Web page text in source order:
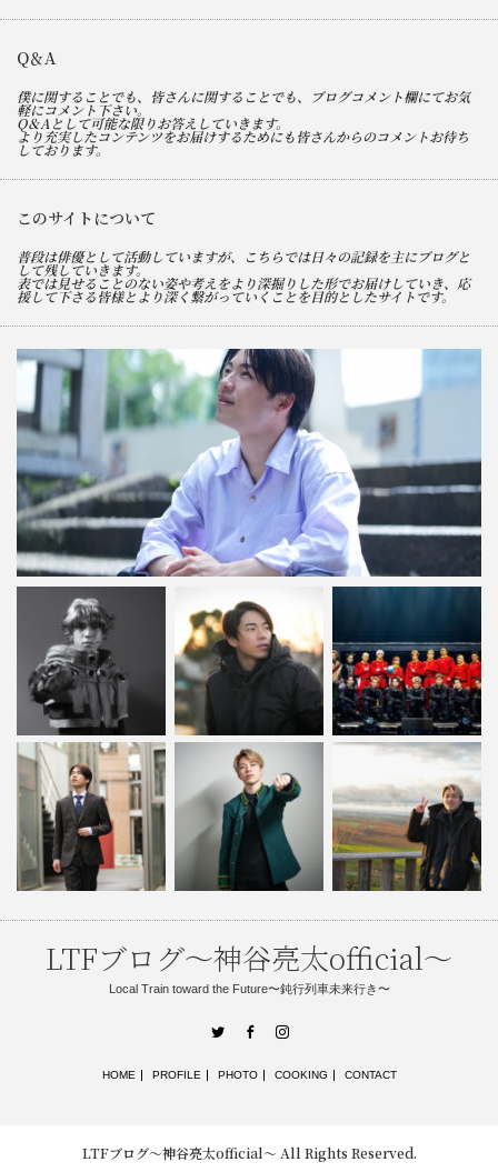
Q＆A
僕に関することでも、皆さんに関することでも、ブログコメント欄にてお気
軽にコメント下さい。
Q＆Aとして可能な限りお答えしていきます。
より充実したコンテンツをお届けするためにも皆さんからのコメントお待ち
しております。
このサイトについて
普段は俳優として活動していますが、こちらでは日々の記録を主にブログと
して残していきます。
表では見せることのない姿や考えをより深掘りした形でお届けしていき、応
援して下さる皆様とより深く繋がっていくことを目的としたサイトです。
LTFブログ〜神谷亮太official〜
Local Train toward the Future〜鈍行列車未来行き〜
TwitterFacebook
HOME PROFILE PHOTO COOKING CONTACT
LTFブログ〜神谷亮太official〜 All Rights Reserved.